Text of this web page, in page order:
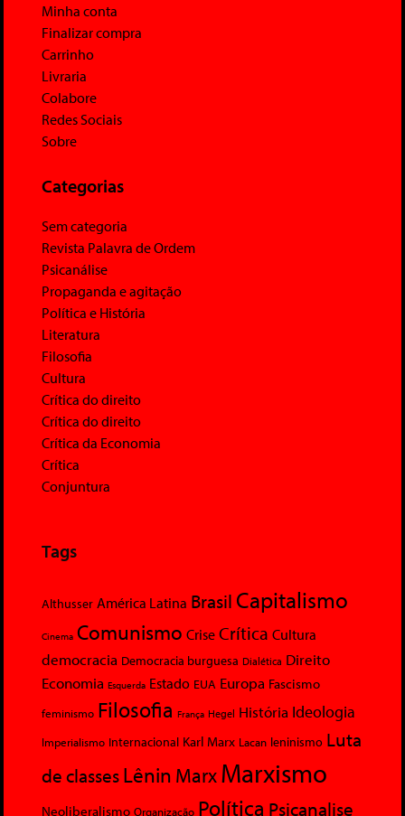
Minha conta
Finalizar compra
Carrinho
Livraria
Colabore
Redes Sociais
Sobre
Categorias
Sem categoria
Revista Palavra de Ordem
Psicanálise
Propaganda e agitação
Política e História
Literatura
Filosofia
Cultura
Crítica do direito
Crítica do direito
Crítica da Economia
Crítica
Conjuntura
Tags
Althusser América Latina Brasil Capitalismo
Cinema Comunismo Crise Crítica Cultura
democracia Democracia burguesa Dialética Direito
Economia Esquerda Estado EUA Europa Fascismo
feminismo Filosofia França Hegel História Ideologia
Imperialismo Internacional Karl Marx Lacan leninismo Luta
de classesLênin MarxMarxismo
Neoliberalismo Organização Política Psicanalise